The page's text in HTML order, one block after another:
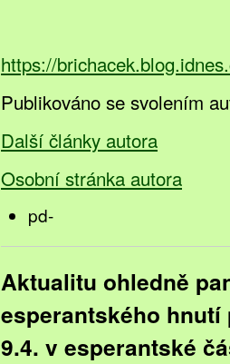
https://
Publikováno se svolením
Další články autora
Osobní stránka autora
pd-
Aktualitu ohledně
esperantského
9.4. v esperantské